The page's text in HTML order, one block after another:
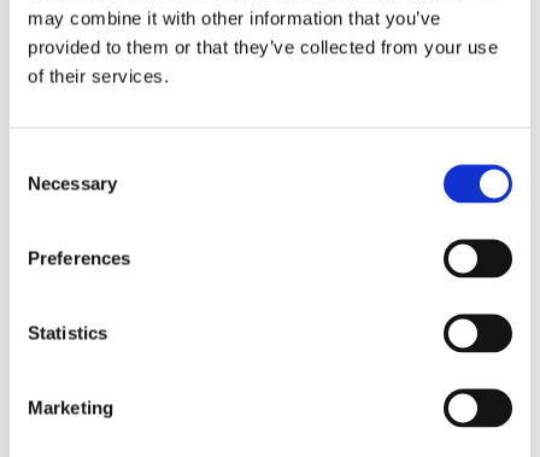
may combine it with other information that you’ve
provided to them or that they’ve collected from your use
of their services.
Selection
Necessary
Preferences
Statistics
Marketing
最
大
挿
失
標
的
タ
≥25